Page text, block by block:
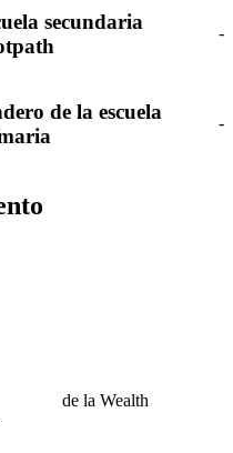
secundaria
-
de la escuela
-
de la Wealth